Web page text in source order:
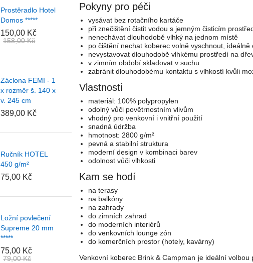
Prostěradlo Hotel
Domos *****
150,00 Kč
158,00 Kč
Záclona FEMI - 1
x rozměr š. 140 x
v. 245 cm
389,00 Kč
Ručník HOTEL
450 g/m²
75,00 Kč
Ložní povlečení
Supreme 20 mm
*****
75,00 Kč
79,00 Kč
Pokyny pro péči
vysávat bez rotačního kartáče
při znečištění čistit vodou s jemným čisticím
nenechávat dlouhodobě vlhký na jednom místě
po čištění nechat koberec volně vyschnout, ideálně
nevystavovat dlouhodobě vlhkému prostředí na
v zimním období skladovat v suchu
zabránit dlouhodobému kontaktu s vlhkostí kvůli
Vlastnosti
materiál: 100% polypropylen
odolný vůči povětrnostním vlivům
vhodný pro venkovní i vnitřní použití
snadná údržba
hmotnost: 2800 g/m²
pevná a stabilní struktura
moderní design v kombinaci barev
odolnost vůči vlhkosti
Kam se hodí
na terasy
na balkóny
na zahrady
do zimních zahrad
do moderních interiérů
do venkovních lounge zón
do komerčních prostor (hotely, kavárny)
Venkovní koberec Brink & Campman je ideální